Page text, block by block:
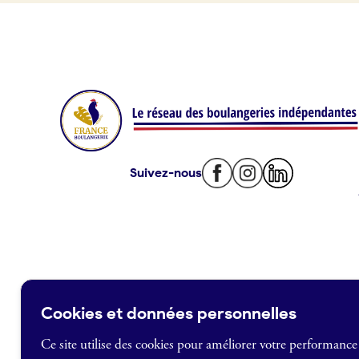
Offres d’emploi
Je suis fournisseur
Suivez-nous
Cookies et données personnelles
Ce site utilise des cookies pour améliorer votre performance